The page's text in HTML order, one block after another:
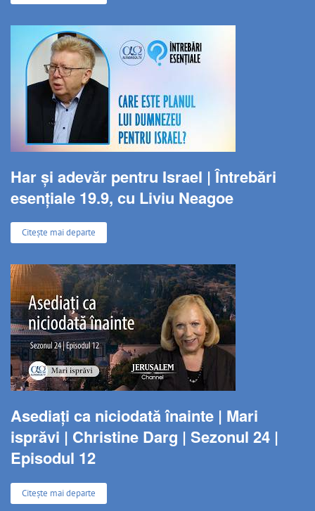
Har și adevăr pentru Israel | Întrebări
esențiale 19.9, cu Liviu Neagoe
Citește mai departe
Asediați ca niciodată înainte | Mari
isprăvi | Christine Darg | Sezonul 24 |
Episodul 12
Citește mai departe